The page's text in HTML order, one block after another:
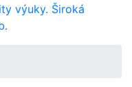
výuky. Široká